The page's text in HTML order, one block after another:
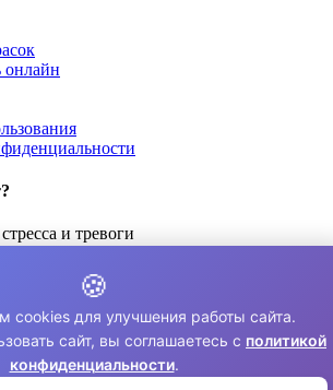
онлайн
и тревоги
и расслабления
досуга
Все права защищены.
личного использования. Коммерческое
🍪
cookies для улучшения работы сайта.
сайт, вы соглашаетесь с политикой
конфиденциальности.